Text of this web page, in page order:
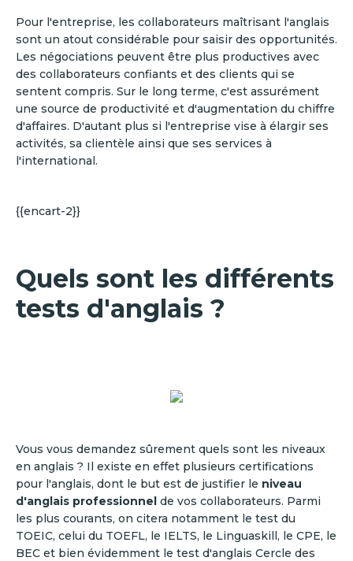
Pour l'entreprise, les collaborateurs maîtrisant l'anglais
sont un atout considérable pour saisir des opportunités.
Les négociations peuvent être plus productives avec
des collaborateurs confiants et des clients qui se
sentent compris. Sur le long terme, c'est assurément
une source de productivité et d'augmentation du chiffre
d'affaires. D'autant plus si l'entreprise vise à élargir ses
activités, sa clientèle ainsi que ses services à
l'international.
{{encart-2}}
Quels sont les différents
tests d'anglais ?
Vous vous demandez sûrement quels sont les niveaux
en anglais ? Il existe en effet plusieurs certifications
pour l'anglais, dont le but est de justifier le niveau
d'anglais professionnel de vos collaborateurs. Parmi
les plus courants, on citera notamment le test du
TOEIC, celui du TOEFL, le IELTS, le Linguaskill, le CPE, le
BEC et bien évidemment le test d'anglais Cercle des